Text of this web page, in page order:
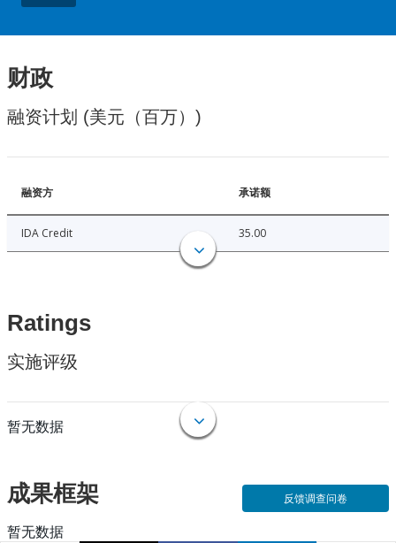
财政
融资计划 (美元（百万）)
融资方 承诺额
IDA Credit 35.00
Ratings
实施评级
暂无数据
成果框架
暂无数据
反馈调查问卷